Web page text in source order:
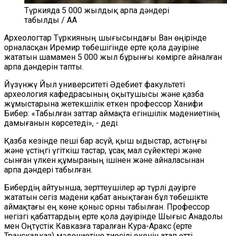
Түркияда 5 000 жылдық арпа дәндері
табылды / AA
Археологтар Түркияның шығысындағы Ван өңірінде
орналасқан Иремир төбешігінде ерте қола дәуіріне
жататын шамамен 5 000 жыл бұрынғы көмірге айналған
арпа дәндерін тапты.
Йүзүнжү Йыл университеті Әдебиет факультеті
археология кафедрасының оқытушысы және қазба
жұмыстарына жетекшілік еткен профессор Ханифи
Бибер: «Табылған заттар аймақта егіншілік мәдениетінің
дамығанын көрсетеді», - деді.
Қазба кезінде пеші бар асүй, қыш ыдыстар, астыңғы
және үстіңгі үгіткіш тастар, ұсақ мал сүйектері және
сынған үлкен құмыраның ішінен және айналасынан
арпа дәндері табылған.
Бибердің айтуынша, зерттеушілер әр түрлі дәуірге
жататын сегіз мәдени қабат анықтаған бұл төбешікте
аймақтағы ең көне қоныс орны табылған. Профессор
негізгі қабаттардың ерте қола дәуірінде Шығыс Анадолы
мен Оңтүстік Кавказға таралған Кура-Аракс (ерте